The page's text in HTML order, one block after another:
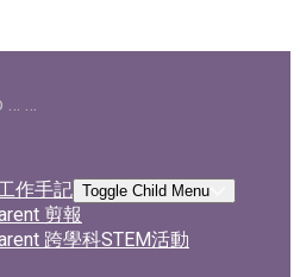
… …
作手記 Toggle Child Menu
剪報
跨學科STEM活動